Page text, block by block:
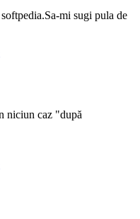
mi sugi pula de
niciun caz "după